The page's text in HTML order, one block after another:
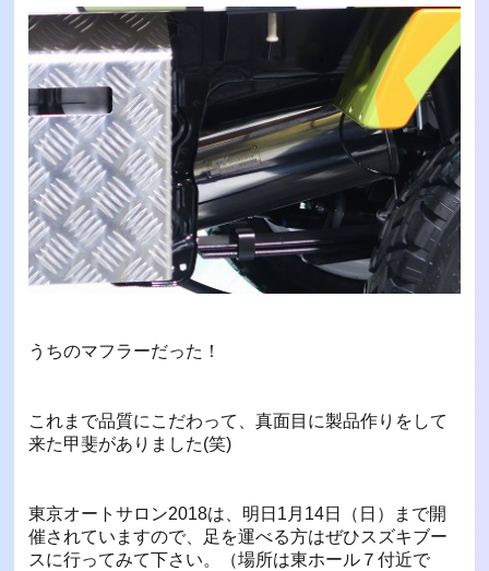
うちのマフラーだった！
これまで品質にこだわって、真面目に製品作りをして
来た甲斐がありました(笑)
東京オートサロン2018は、明日1月14日（日）まで開
催されていますので、足を運べる方はぜひスズキブー
スに行ってみて下さい。（場所は東ホール７付近で